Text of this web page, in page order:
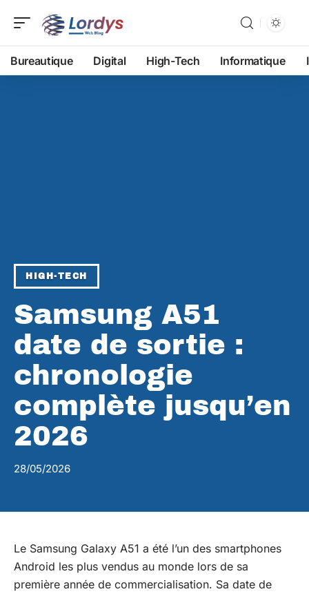
Bureautique Digital High-Tech Informatique
HIGH-TECH
Samsung A51
date de sortie :
chronologie
complète jusqu’en
2026
28/05/2026
Le Samsung Galaxy A51 a été l’un des smartphones
Android les plus vendus au monde lors de sa
première année de commercialisation. Sa date de